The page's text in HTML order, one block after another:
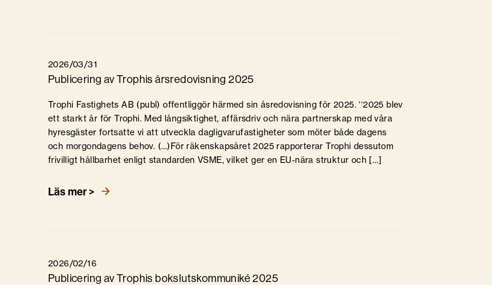
2026/03/31
Publicering av Trophis årsredovisning 2025
Trophi Fastighets AB (publ) offentliggör härmed sin åsredovisning för 2025. ‘‘2025 blev
ett starkt år för Trophi. Med långsiktighet, affärsdriv och nära partnerskap med våra
hyresgäster fortsatte vi att utveckla dagligvarufastigheter som möter både dagens
och morgondagens behov. (…)För räkenskapsåret 2025 rapporterar Trophi dessutom
frivilligt hållbarhet enligt standarden VSME, vilket ger en EU-nära struktur och […]
Läs mer >
2026/02/16
Publicering av Trophis bokslutskommuniké 2025